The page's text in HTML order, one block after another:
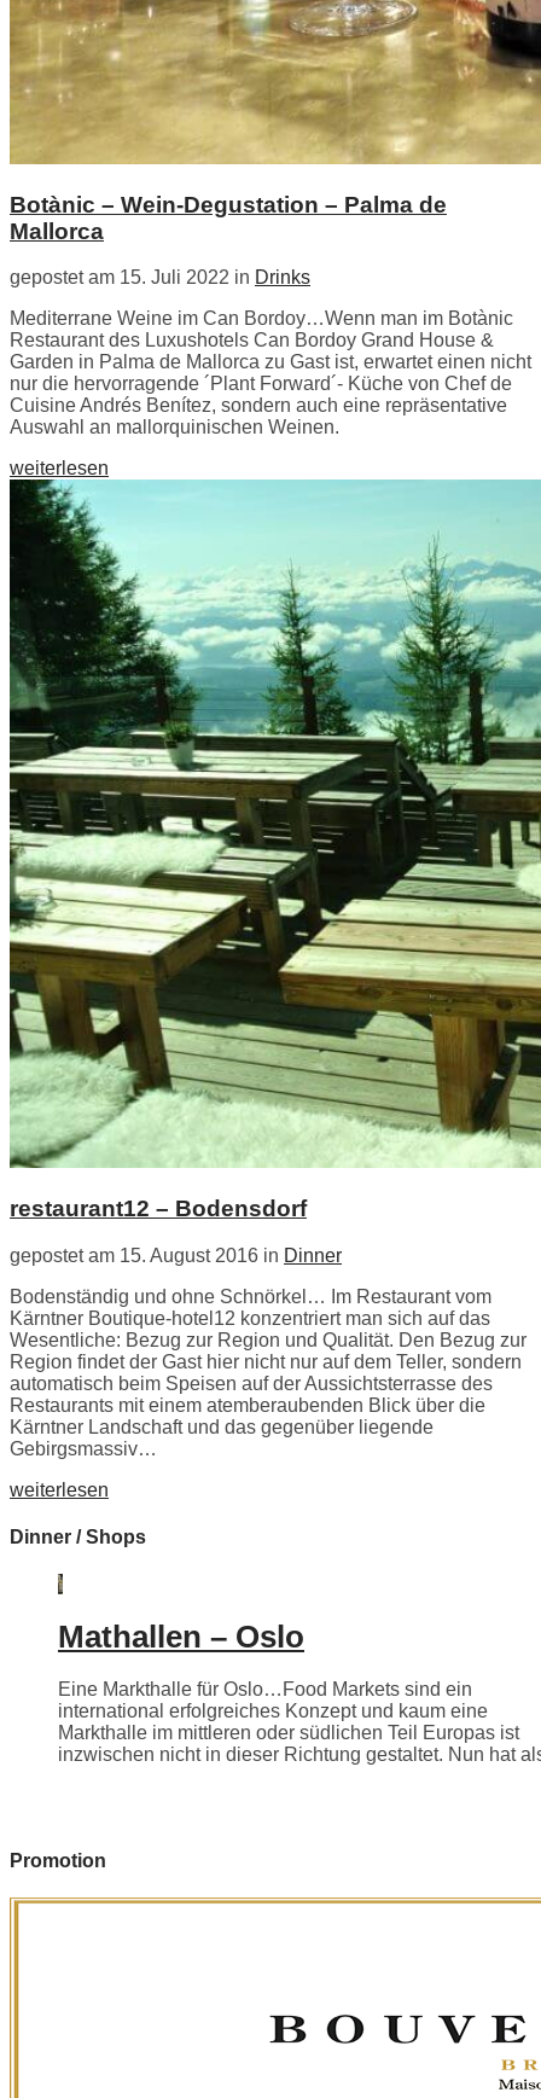
Botànic – Wein-Degustation – Palma de
Mallorca
gepostet am 15. Juli 2022 in Drinks
Mediterrane Weine im Can Bordoy…Wenn man im Botànic
Restaurant des Luxushotels Can Bordoy Grand House &
Garden in Palma de Mallorca zu Gast ist, erwartet einen nicht
nur die hervorragende ´Plant Forward´- Küche von Chef de
Cuisine Andrés Benítez, sondern auch eine repräsentative
Auswahl an mallorquinischen Weinen.
weiterlesen
restaurant12 – Bodensdorf
gepostet am 15. August 2016 in Dinner
Bodenständig und ohne Schnörkel… Im Restaurant vom
Kärntner Boutique-hotel12 konzentriert man sich auf das
Wesentliche: Bezug zur Region und Qualität. Den Bezug zur
Region findet der Gast hier nicht nur auf dem Teller, sondern
automatisch beim Speisen auf der Aussichtsterrasse des
Restaurants mit einem atemberaubenden Blick über die
Kärntner Landschaft und das gegenüber liegende
Gebirgsmassiv…
weiterlesen
Dinner / Shops
Mathallen – Oslo
Eine Markthalle für Oslo…Food Markets sind ein
international erfolgreiches Konzept und kaum eine
Markthalle im mittleren oder südlichen Teil Europas ist
inzwischen nicht in dieser Richtung gestaltet. Nun hat
Promotion